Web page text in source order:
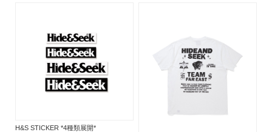
H&S STICKER *4種類展開*